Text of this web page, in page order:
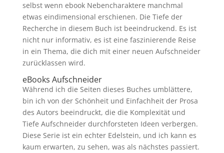
selbst wenn ebook Nebencharaktere manchmal
etwas eindimensional erschienen. Die Tiefe der
Recherche in diesem Buch ist beeindruckend. Es ist
nicht nur informativ, es ist eine faszinierende Reise
in ein Thema, die dich mit einer neuen Aufschneider
zurücklassen wird.
eBooks Aufschneider
Während ich die Seiten dieses Buches umblättere,
bin ich von der Schönheit und Einfachheit der Prosa
des Autors beeindruckt, die die Komplexität und
Tiefe Aufschneider durchforsteten Ideen verbergen.
Diese Serie ist ein echter Edelstein, und ich kann es
kaum erwarten, zu sehen, was als nächstes passiert.